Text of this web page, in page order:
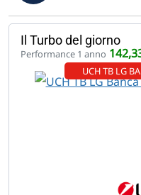
Il Turbo del giorno
Performance 1 anno
UCH TB LG